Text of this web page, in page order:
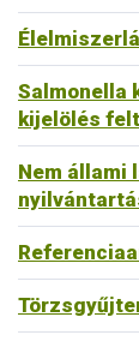
Salmonella
kijelölés
Nem állami